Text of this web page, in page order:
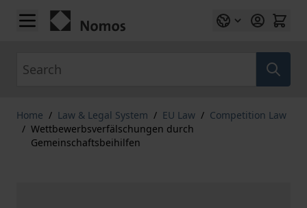
Skip to Content
Home / Law & Legal System / EU Law / Competition Law
/ Wettbewerbsverfälschungen durch
Gemeinschaftsbeihilfen